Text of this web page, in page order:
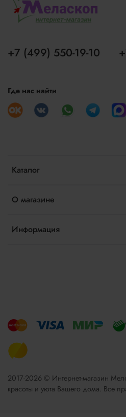
Каталог
О магазине
Информация
+7 (499) 550-19-10
Где нас найти
2017-2026 © Интернет-магазин
красоты и уюта Вашего дома. Все